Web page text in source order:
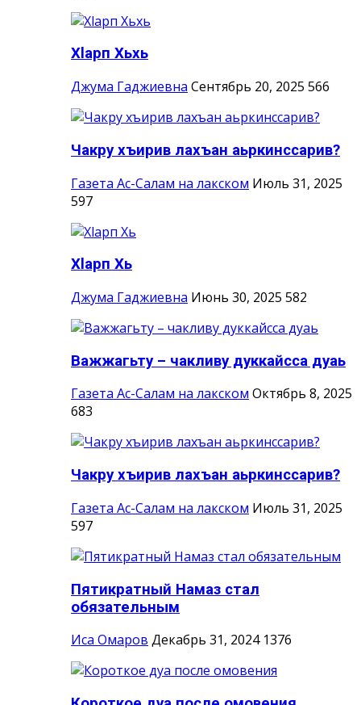
Хlарп Хьхь
Джума Гаджиевна Сентябрь 20, 2025 566
Чакру хъирив лахъан аьркинссарив?
Газета Ас-Салам на лакском Июль 31, 2025
597
Хlарп Хь
Джума Гаджиевна Июнь 30, 2025 582
Важжагьту – чакливу дуккайсса дуаь
Газета Ас-Салам на лакском Октябрь 8, 2025
683
Чакру хъирив лахъан аьркинссарив?
Газета Ас-Салам на лакском Июль 31, 2025
597
Пятикратный Намаз стал
обязательным
Иса Омаров Декабрь 31, 2024 1376